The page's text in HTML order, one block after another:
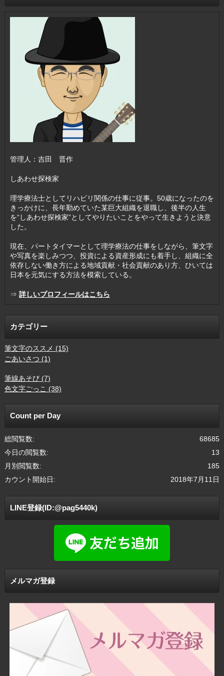
管理人：吉田 晋作
しあわせ探検家
理学療法士としてリハビリ関係の仕事に従事。50歳になったのを
きっかけに、長年勤めていた某巨大組織を退職し、後半の人生
を“しあわせ探検家”としてやりたいことをやって生きようと決意
した。
現在、パートタイマーとして理学療法の仕事をしながら、筆文字
や写真を楽しみつつ、投資による資産形成にも着手し、組織に全
依存しない働き方による地域貢献・社会貢献のあり方、ひいては
日本を元気にする方法を模索している。
⇒ 詳しいプロフィールはこちら
カテゴリー
筆文字のススメ (15)
ごあいさつ (1)
筆線あそび (7)
色文字ごっこ (38)
Count per Day
68685
総閲覧数:
13
今日の閲覧数:
185
月別閲覧数:
2018年7月11日
カウント開始日:
LINE登録(ID:@pag5440k)
メルマガ登録